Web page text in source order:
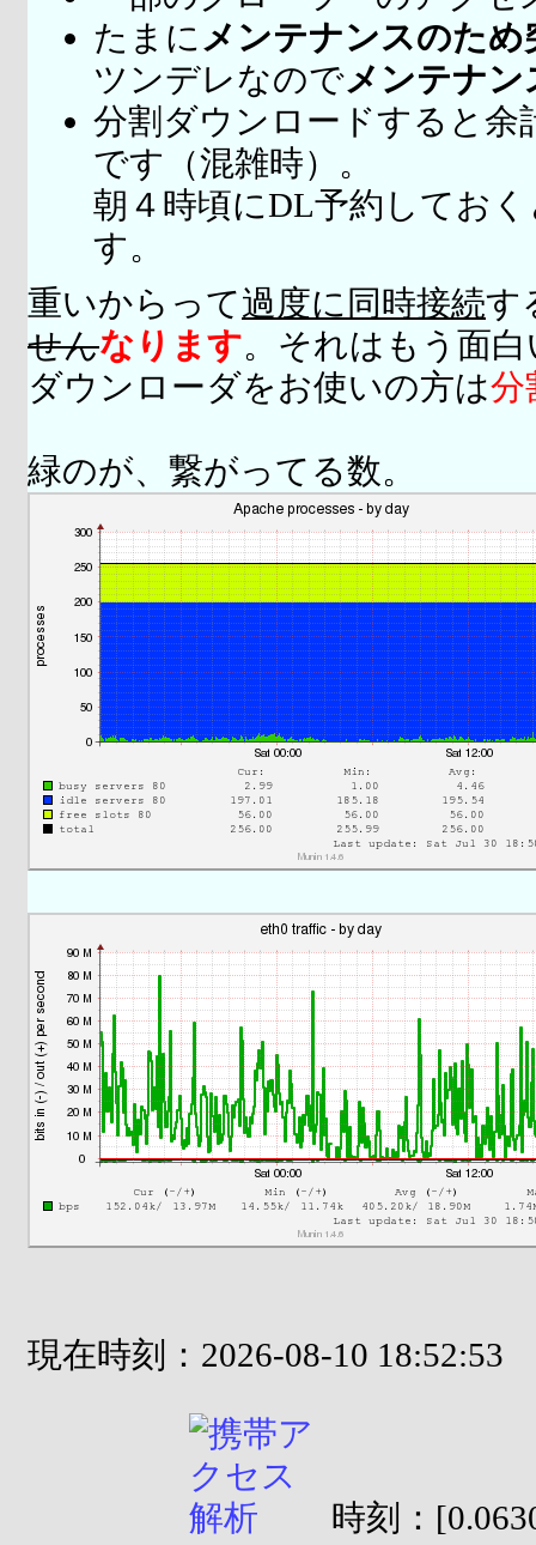
たまに メンテナンスのため
ツンデレなのでメンテナ
分割ダウンロードすると余
です（混雑時）。
朝４時頃にDL予約してお
す。
重いからって過度に同時接続す
せんなります。それはもう面
ダウンローダをお使いの方は分
緑のが、繋がってる数。
現在時刻：2026-08-10 18:52:53
時刻：